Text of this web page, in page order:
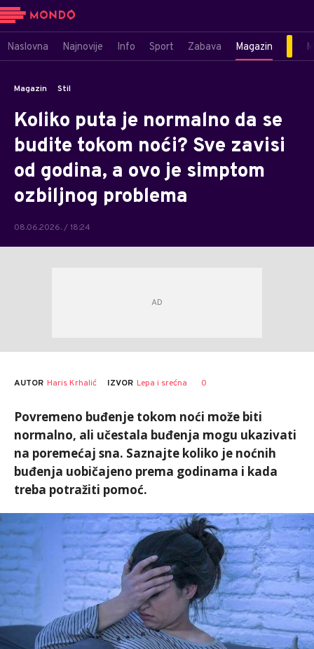
Naslovna Najnovije Info Sport Zabava Magazin
Magazin Stil
Koliko puta je normalno da se
budite tokom noći? Sve zavisi
od godina, a ovo je simptom
ozbiljnog problema
08.06.2026. / 18:24
AUTOR Haris Krhalić IZVOR Lepa i srećna 0
Povremeno buđenje tokom noći može biti
normalno, ali učestala buđenja mogu ukazivati
na poremećaj sna. Saznajte koliko je noćnih
buđenja uobičajeno prema godinama i kada
treba potražiti pomoć.